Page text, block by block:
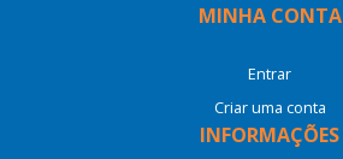
MINHA CONTA
Entrar
Criar uma conta
INFORMAÇÕES